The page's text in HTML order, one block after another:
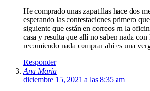
He comprado unas zapatillas hace dos
esperando las contestaciones primero
siguiente que están en correos rn la
casa y resulta que allí no saben nada
recomiendo nada comprar ahí es una
Responder
Ana María
diciembre 15, 2021 a las 8:35 am